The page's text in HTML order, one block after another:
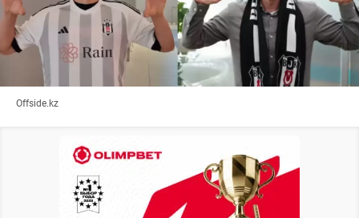
Offside.kz